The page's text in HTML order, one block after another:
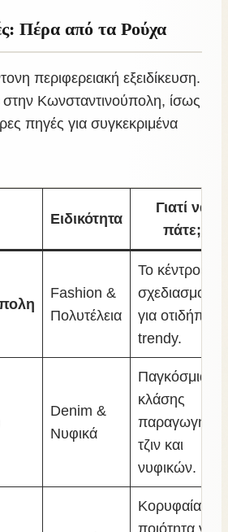
Πέρα από τα Ρούχα
περιφερειακή εξειδίκευση.
Κωνσταντινούπολη, ίσως
πηγές για συγκεκριμένα
Ειδικότητα
Γιατί να
πάτε;
Fashion &
Πολυτέλεια
Το κέντρο
σχεδιασμού
για οτιδήποτε
trendy.
Denim &
Νυφικά
Παγκόσμιας
κλάσης
παραγωγή
τζιν και
νυφικών.
Κορυφαία
ποιότητα για